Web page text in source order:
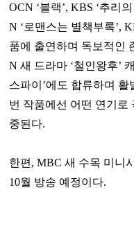
OCN ‘블랙’, KBS ‘추리
N ‘로맨스는 별책부록’,
품에 출연하며 독보적인
N 새 드라마 ‘철인왕후’
스파이’에도 합류하며 활
번 작품에선 어떤 연기로
중된다.
한편, MBC 새 수목 미니
10월 방송 예정이다.